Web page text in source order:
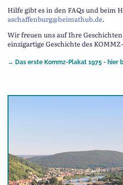
Hilfe gibt es in den FAQs und beim
aschaffenburg@heimathub.de.
Wir freuen uns auf Ihre
einzigartige Geschichte des
→ Das erste Kommz-Plakat 1975 - hier